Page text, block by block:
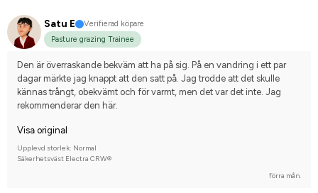
Satu E
Verifierad köpare
Pasture grazing Trainee
Den är överraskande bekväm att ha på sig. På en vandring i ett par
dagar märkte jag knappt att den satt på. Jag trodde att det skulle
kännas trångt, obekvämt och för varmt, men det var det inte. Jag
rekommenderar den här.
Visa original
Upplevd storlek: Normal
Säkerhetsväst Electra CRW®
förra mån.